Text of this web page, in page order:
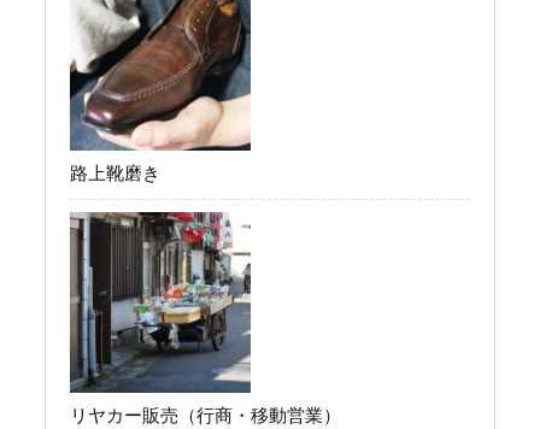
路上靴磨き
リヤカー販売（行商・移動営業）